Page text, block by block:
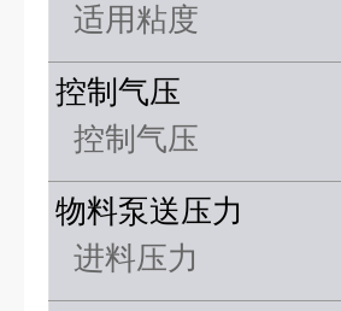
适用粘度
控制气压
控制气压
物料泵送压力
进料压力